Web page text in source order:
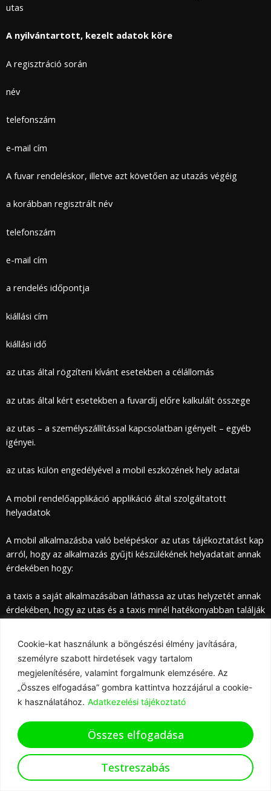
Cookie-kat használunk a böngészési élmény javítására,
személyre szabott hirdetések vagy tartalom
megjelenítésére, valamint forgalmunk elemzésére. Az
„Összes elfogadása” gombra kattintva hozzájárul a cookie-
k használatához. Adatkezelési tájékoztató
Testreszabás
Összes elfogadása
utas
A nyilvántartott, kezelt adatok köre
A regisztráció során
név
telefonszám
e-mail cím
A fuvar rendeléskor, illetve azt követően az utazás végéig
a korábban regisztrált név
telefonszám
e-mail cím
a rendelés időpontja
kiállási cím
kiállási idő
az utas által rögzíteni kívánt esetekben a célállomás
az utas által kért esetekben a fuvardíj előre kalkulált összege
az utas – a személyszállítással kapcsolatban igényelt – egyéb
igényei.
az utas külön engedélyével a mobil eszközének hely adatai
A mobil rendelőapplikáció applikáció által szolgáltatott
helyadatok
A mobil alkalmazásba való belépéskor az utas tájékoztatást kap
arról, hogy az alkalmazás gyűjti készülékének helyadatait annak
érdekében hogy:
a taxis a saját alkalmazásában láthassa az utas helyzetét annak
érdekében, hogy az utas és a taxis minél hatékonyabban találják
az utas – saját elhatározásából, beleegyezésével és
interakciójával – használhassa a fuvardíj menet közbeni
ellenőrzésére kialakított “taxaméter” funkciót.
Ugyanezen tájékoztatást az utas a tényleges rendelés
leadásakor is megkapja, illetve engedélykérés történik hogy
helyadatainak közléséhez az utas hozzájárul vagy sem. Az
engedélyt az utas saját döntése és választása alapján
megadhatja, vagy megtagadhatja, döntésétől függetlenül a
szolgáltatás igénybevételére jogosult. A helyadat szolgáltatás